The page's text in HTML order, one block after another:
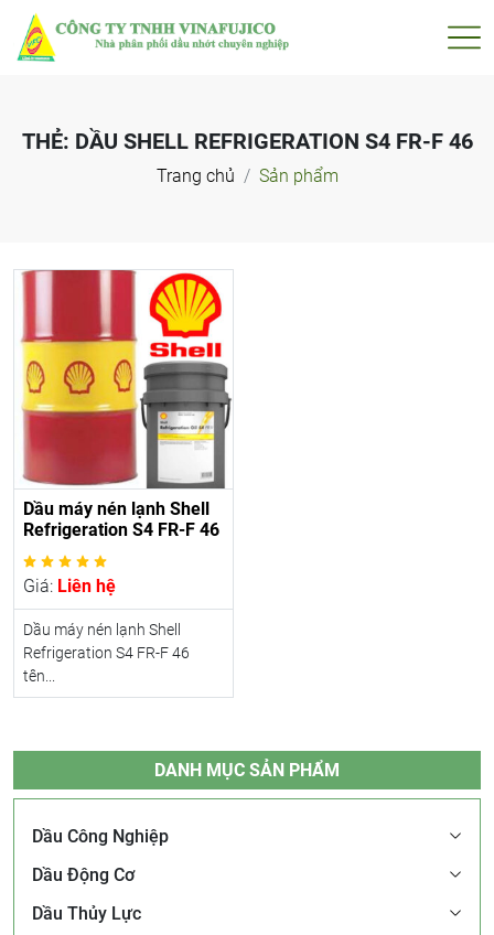
THẺ: DẦU SHELL REFRIGERATION S4 FR-F 46
Trang chủ Sản phẩm
Dầu máy nén lạnh Shell
Refrigeration S4 FR-F 46
Giá: Liên hệ
Dầu máy nén lạnh Shell
Refrigeration S4 FR-F 46
tên...
DANH MỤC SẢN PHẨM
Dầu Công Nghiệp
Dầu Động Cơ
Dầu Thủy Lực